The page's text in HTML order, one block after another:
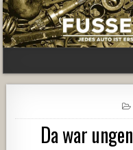
Da war